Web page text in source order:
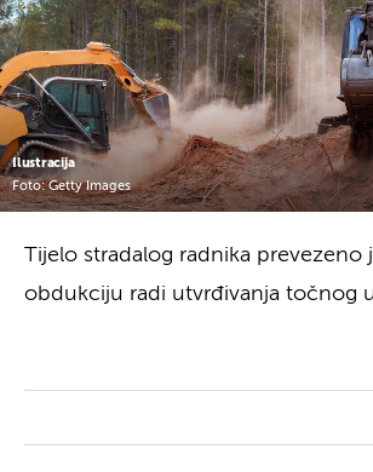
Ilustracija
Foto: Getty Images
Tijelo stradalog radnika prevezeno
obdukciju radi utvrđivanja točnog